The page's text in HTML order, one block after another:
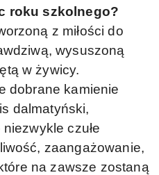
roku szkolnego?
z miłości do
wysuszoną
w żywicy.
dobrane kamienie
dalmatyński,
czułe
zaangażowanie,
na zawsze zostaną